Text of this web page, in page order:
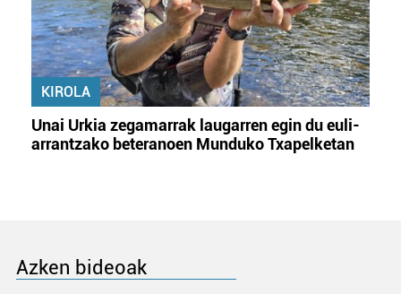
KIROLA
Unai Urkia zegamarrak laugarren egin du euli-
arrantzako beteranoen Munduko Txapelketan
Azken bideoak